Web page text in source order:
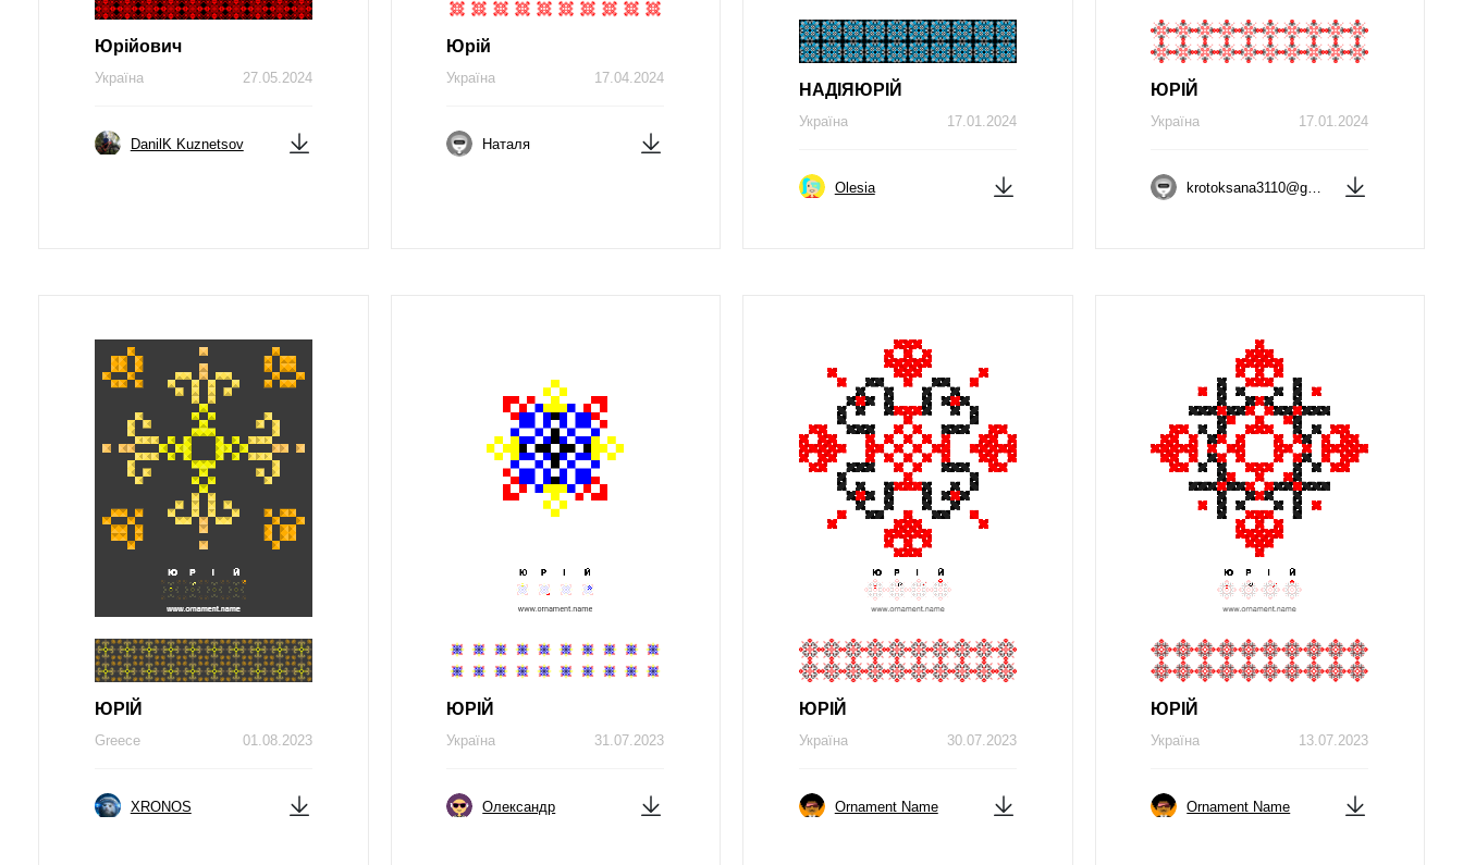
Юрійович
27.05.2024
Україна
DanilK Kuznetsov
Юрій
17.04.2024
Україна
Наталя
НAДІЯЮРІЙ
17.01.2024
Україна
Olesia
ЮРІЙ
17.01.2024
Україна
krotoksana3110@gmail.com
ЮРIЙ
01.08.2023
Greece
XRONOS
ЮРIЙ
31.07.2023
Україна
Олександр
ЮРIЙ
30.07.2023
Україна
Ornament Name
ЮРIЙ
13.07.2023
Україна
Ornament Name